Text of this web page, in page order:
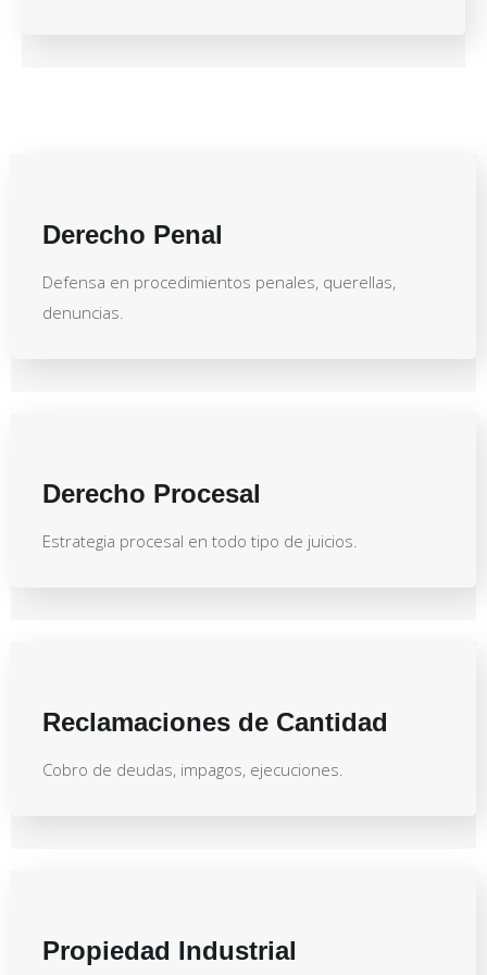
Derecho Penal
Defensa en procedimientos penales, querellas,
denuncias.
Derecho Procesal
Estrategia procesal en todo tipo de juicios.
Reclamaciones de Cantidad
Cobro de deudas, impagos, ejecuciones.
Propiedad Industrial